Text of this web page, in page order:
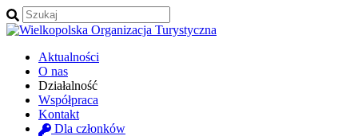
Aktualności
O nas
Działalność
Współpraca
Kontakt
Dla członków